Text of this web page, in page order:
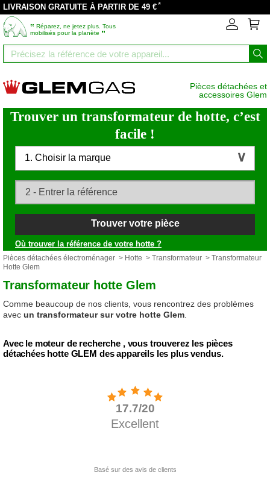
LIVRAISON GRATUITE À PARTIR DE 49 €*
‟ Réparez, ne jetez plus. Tous
mobilisés pour la planète ”
Pièces détachées et
accessoires Glem
Trouver un transformateur de hotte, c’est
facile !
1. Choisir la marque
Trouver votre pièce
Où trouver la référence de votre hotte ?
Pièces détachées électroménager > Hotte > Transformateur > Transformateur
Hotte Glem
Transformateur hotte Glem
Comme beaucoup de nos clients, vous rencontrez des problèmes
avec un transformateur sur votre hotte Glem
Avec le moteur de recherche , vous trouverez les pièces
détachées hotte GLEM des appareils les plus vendus.